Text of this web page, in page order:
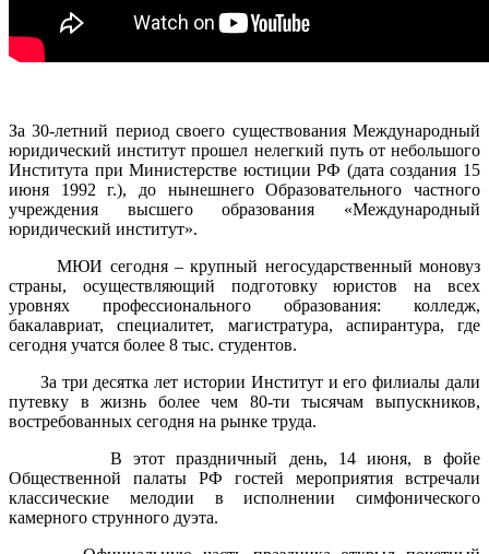
За 30-летний период своего существования Международный
юридический институт прошел нелегкий путь от небольшого
Института при Министерстве юстиции РФ (дата создания 15
июня 1992 г.), до нынешнего Образовательного частного
учреждения высшего образования «Международный
юридический институт».
МЮИ сегодня – крупный негосударственный моновуз
страны, осуществляющий подготовку юристов на всех
уровнях профессионального образования: колледж,
бакалавриат, специалитет, магистратура, аспирантура, где
сегодня учатся более 8 тыс. студентов.
За три десятка лет истории Институт и его филиалы дали
путевку в жизнь более чем 80-ти тысячам выпускников,
востребованных сегодня на рынке труда.
В этот праздничный день, 14 июня, в фойе
Общественной палаты РФ гостей мероприятия встречали
классические мелодии в исполнении симфонического
камерного струнного дуэта.